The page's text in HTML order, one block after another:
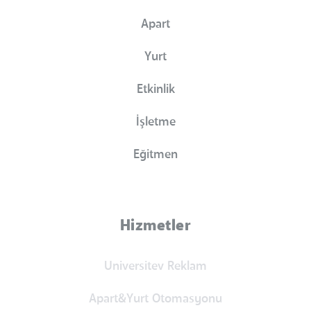
Apart
Yurt
Etkinlik
İşletme
Eğitmen
Hizmetler
Universitev Reklam
Apart&Yurt Otomasyonu